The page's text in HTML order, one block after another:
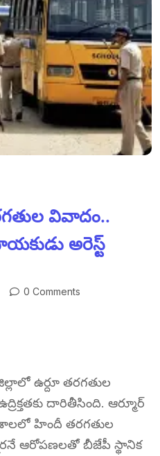
వివాదం..
అరెస్ట్
0 Comments
ఉర్దూ తరగతుల
దారితీసింది. ఆర్మూర్
హిందీ తరగతుల
ఆరోపణలతో బీజేపీ స్థానిక